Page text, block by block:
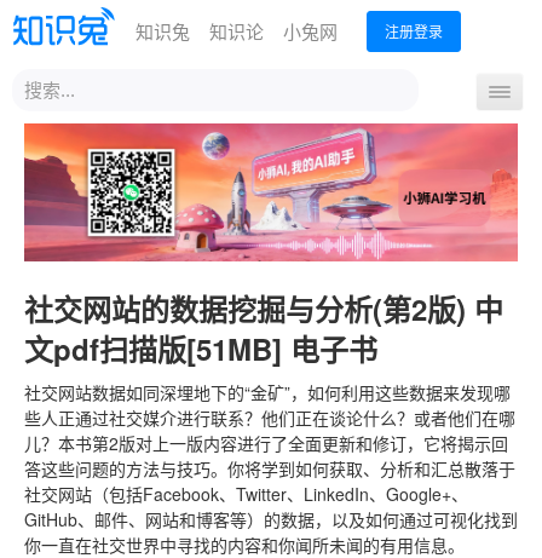
知识兔 知识论 小兔网 注册登录
站
内
索
导
航
关
首页
社交网站的数据挖掘与分析(第2版) 中
文pdf扫描版[51MB] 电子书
社交网站数据如同深埋地下的“金矿”，如何利用这些数据来发现哪
些人正通过社交媒介进行联系？他们正在谈论什么？或者他们在哪
儿？本书第2版对上一版内容进行了全面更新和修订，它将揭示回
答这些问题的方法与技巧。你将学到如何获取、分析和汇总散落于
社交网站（包括Facebook、Twitter、LinkedIn、Google+、
GitHub、邮件、网站和博客等）的数据，以及如何通过可视化找到
你一直在社交世界中寻找的内容和你闻所未闻的有用信息。